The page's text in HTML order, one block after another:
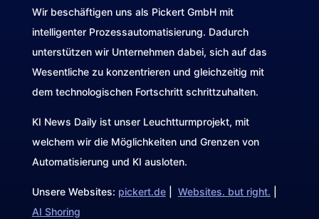
Wir beschäftigen uns als Pickert GmbH mit
intelligenter Prozessautomatisierung. Dadurch
unterstützen wir Unternehmen dabei, sich auf das
Wesentliche zu konzentrieren und gleichzeitig mit
dem technologischen Fortschritt schrittzuhalten.
KI News Daily ist unser Leuchtturmprojekt, mit
welchem wir die Möglichkeiten und Grenzen von
Automatisierung und KI ausloten.
Unsere Websites: pickert.de| Websites. but right.
AI Shoring